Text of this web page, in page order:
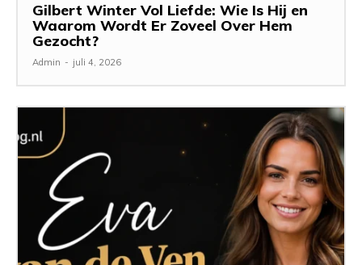
Gilbert Winter Vol Liefde: Wie Is Hij en
Waarom Wordt Er Zoveel Over Hem
Gezocht?
Admin - juli 4, 2026